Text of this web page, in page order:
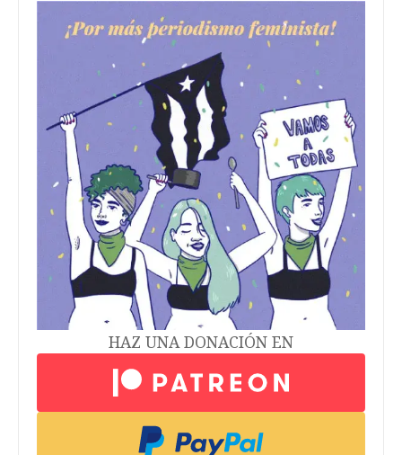
HAZ UNA DONACIÓN EN